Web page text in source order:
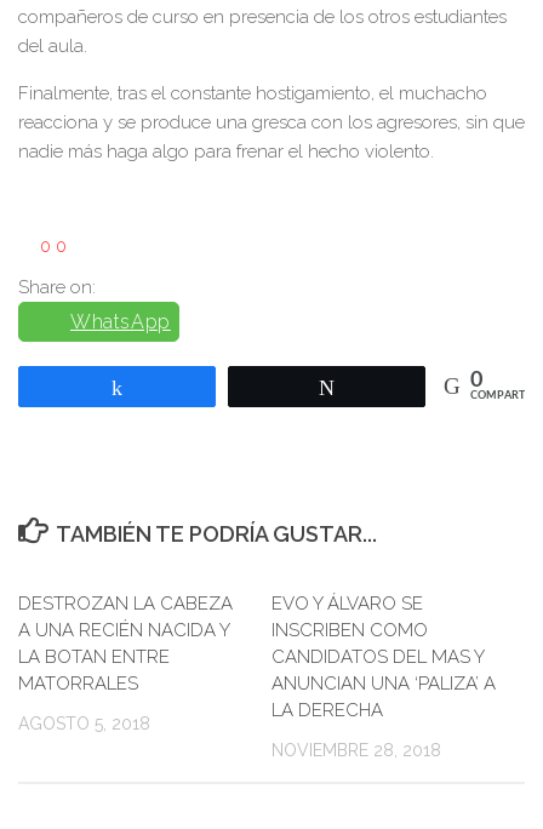
compañeros de curso en presencia de los otros estudiantes
del aula.
Finalmente, tras el constante hostigamiento, el muchacho
reacciona y se produce una gresca con los agresores, sin que
nadie más haga algo para frenar el hecho violento.
0 0
Share on:
WhatsApp
0
COMPARTIR
TAMBIÉN TE PODRÍA GUSTAR...
DESTROZAN LA CABEZA
A UNA RECIÉN NACIDA Y
LA BOTAN ENTRE
MATORRALES
AGOSTO 5, 2018
EVO Y ÁLVARO SE
INSCRIBEN COMO
CANDIDATOS DEL MAS Y
ANUNCIAN UNA ‘PALIZA’ A
LA DERECHA
NOVIEMBRE 28, 2018